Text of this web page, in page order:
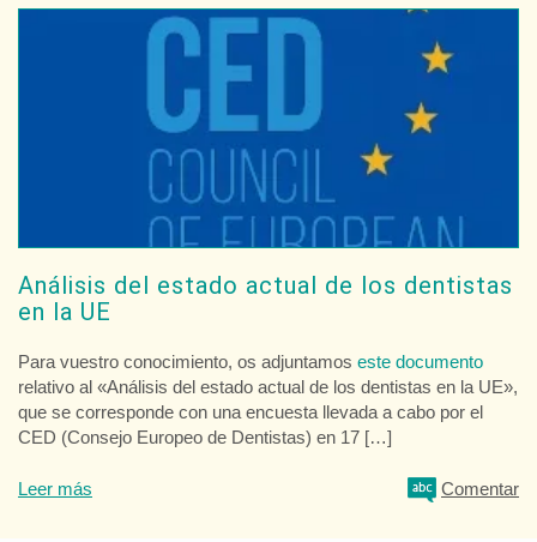
Análisis del estado actual de los dentistas
en la UE
Para vuestro conocimiento, os adjuntamos este documento
relativo al «Análisis del estado actual de los dentistas en la UE»,
que se corresponde con una encuesta llevada a cabo por el
CED (Consejo Europeo de Dentistas) en 17 […]
Leer más Comentar